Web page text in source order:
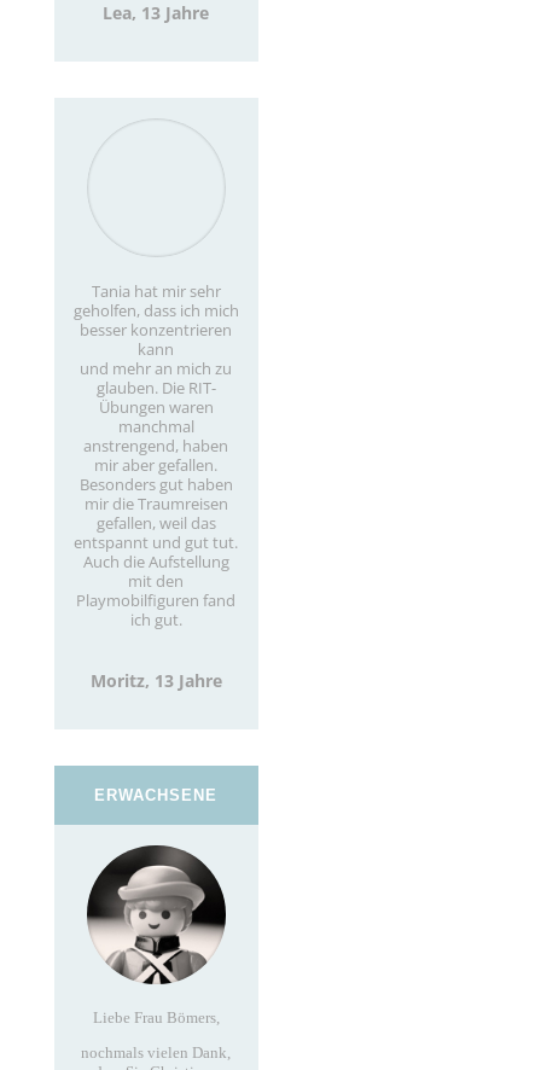
Lea, 13 Jahre
Tania hat mir sehr
geholfen, dass ich mich
besser konzentrieren
kann
und mehr an mich zu
glauben. Die RIT-
Übungen waren
manchmal
anstrengend, haben
mir aber gefallen.
Besonders gut haben
mir die Traumreisen
gefallen, weil das
entspannt und gut tut.
Auch die Aufstellung
mit den
Playmobilfiguren fand
ich gut.
Moritz, 13 Jahre
ERWACHSENE
Liebe Frau Bömers,
nochmals vielen Dank,